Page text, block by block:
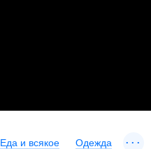
Еда и всякое Одежда ...